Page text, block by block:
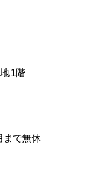
1階
まで無休